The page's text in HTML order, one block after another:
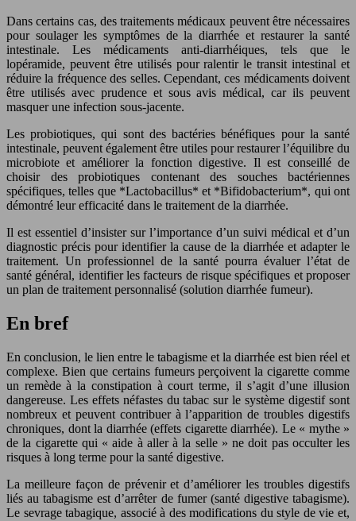
Dans certains cas, des traitements médicaux peuvent être nécessaires
pour soulager les symptômes de la diarrhée et restaurer la santé
intestinale. Les médicaments anti-diarrhéiques, tels que le
lopéramide, peuvent être utilisés pour ralentir le transit intestinal et
réduire la fréquence des selles. Cependant, ces médicaments doivent
être utilisés avec prudence et sous avis médical, car ils peuvent
masquer une infection sous-jacente.
Les probiotiques, qui sont des bactéries bénéfiques pour la santé
intestinale, peuvent également être utiles pour restaurer l’équilibre du
microbiote et améliorer la fonction digestive. Il est conseillé de
choisir des probiotiques contenant des souches bactériennes
spécifiques, telles que *Lactobacillus* et *Bifidobacterium*, qui ont
démontré leur efficacité dans le traitement de la diarrhée.
Il est essentiel d’insister sur l’importance d’un suivi médical et d’un
diagnostic précis pour identifier la cause de la diarrhée et adapter le
traitement. Un professionnel de la santé pourra évaluer l’état de
santé général, identifier les facteurs de risque spécifiques et proposer
un plan de traitement personnalisé (solution diarrhée fumeur).
En bref
En conclusion, le lien entre le tabagisme et la diarrhée est bien réel et
complexe. Bien que certains fumeurs perçoivent la cigarette comme
un remède à la constipation à court terme, il s’agit d’une illusion
dangereuse. Les effets néfastes du tabac sur le système digestif sont
nombreux et peuvent contribuer à l’apparition de troubles digestifs
chroniques, dont la diarrhée (effets cigarette diarrhée). Le « mythe »
de la cigarette qui « aide à aller à la selle » ne doit pas occulter les
risques à long terme pour la santé digestive.
La meilleure façon de prévenir et d’améliorer les troubles digestifs
liés au tabagisme est d’arrêter de fumer (santé digestive tabagisme).
Le sevrage tabagique, associé à des modifications du style de vie et,